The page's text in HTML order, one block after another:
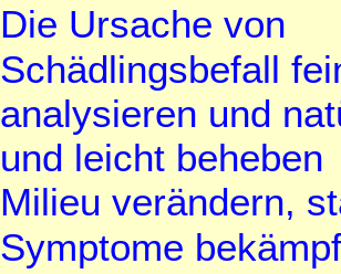
Die Ursache von
Schädlingsbefall
analysieren und
und leicht beheben
Milieu verändern,
Symptome